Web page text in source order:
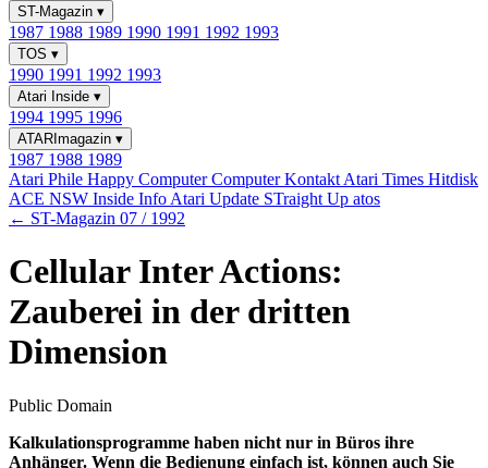
ST-Magazin ▾
1987 1988 1989 1990 1991 1992 1993
TOS ▾
1990 1991 1992 1993
Atari Inside ▾
1994 1995 1996
ATARImagazin ▾
1987 1988 1989
Atari Phile Happy ComputerComputer Kontakt Atari Times Hitdisk
ACE NSW Inside Info Atari Update STraight Up atos
← ST-Magazin 07 / 1992
Cellular Inter Actions:
Zauberei in der dritten
Dimension
Public Domain
Kalkulationsprogramme haben nicht nur in Büros ihre
Anhänger. Wenn die Bedienung einfach ist, können auch Sie